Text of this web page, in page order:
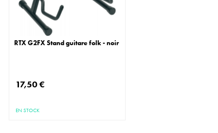
RTX G2FX Stand guitare folk - noir
17,50 €
EN STOCK